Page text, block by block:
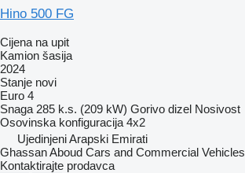
Hino 500 FG
Cijena na upit
Kamion šasija
2024
Stanje novi
Euro 4
Snaga 285 k.s. (209 kW) Gorivo dizel Nosivost
Osovinska konfiguracija 4x2
Ujedinjeni Arapski Emirati
Ghassan Aboud Cars and Commercial Vehicles
Kontaktirajte prodavca